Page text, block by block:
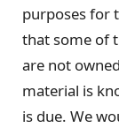
purposes for
that some of
are not
material is
is due. We